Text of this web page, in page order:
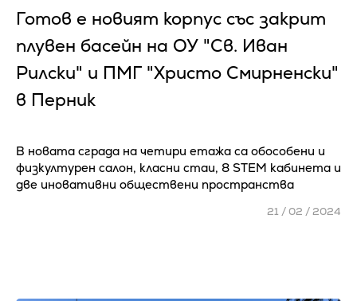
Готов е новият корпус със закрит
плувен басейн на ОУ "Св. Иван
Рилски" и ПМГ "Христо Смирненски"
в Перник
В новата сграда на четири етажа са обособени и
физкултурен салон, класни стаи, 8 STEM кабинета и
две иновативни обществени пространства
21 / 02 / 2024